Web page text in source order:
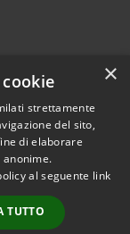
2026 • Comune di
• Powered by
•
Accesso
redazione
×
strettamente
del sito,
di elaborare
al seguente link
TUTTO